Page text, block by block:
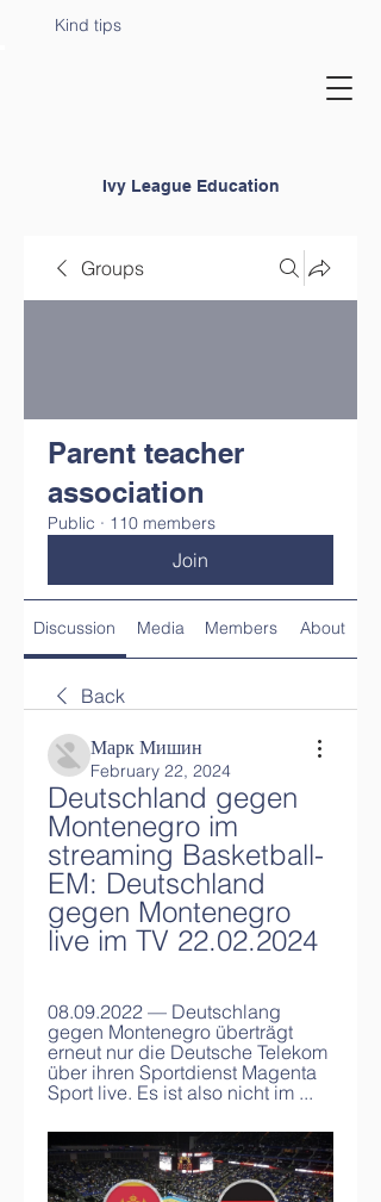
Ivy League Education
Kind tips
Groups
Parent teacher
association
Public · 110 members
Join
Discussion Media Members About
Back
Марк Мишин
February 22, 2024
Deutschland gegen
Montenegro im
streaming Basketball-
EM: Deutschland
gegen Montenegro
live im TV 22.02.2024
08.09.2022 — Deutschlang
gegen Montenegro überträgt
erneut nur die Deutsche Telekom
über ihren Sportdienst Magenta
Sport live. Es ist also nicht im ...